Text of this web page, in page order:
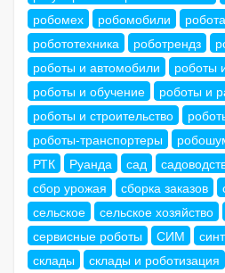
робомех
робомобили
робототехника
роботрендз
роботы и автомобили
роботы
роботы и обучение
роботы и
роботы и строительство
роботы-транспортеры
РТК
Руанда сад
сбор урожая
сборка заказов
сельское
сельское хозяйство
сервисные роботы
СИМ
склады
склады и роботизация